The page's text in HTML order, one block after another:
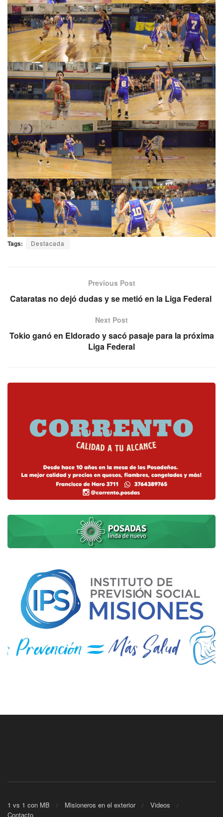
Tags: Destacada
Previous Post
Cataratas no dejó dudas y se metió en la Liga Federal
Next Post
Tokio ganó en Eldorado y sacó pasaje para la próxima
Liga Federal
1 vs 1 con MB Misioneros en el exterior
Videos
Contacto